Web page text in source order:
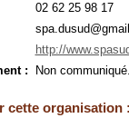
02 62 25 98 17
http://
:
Non communiqué.
cette organisation :